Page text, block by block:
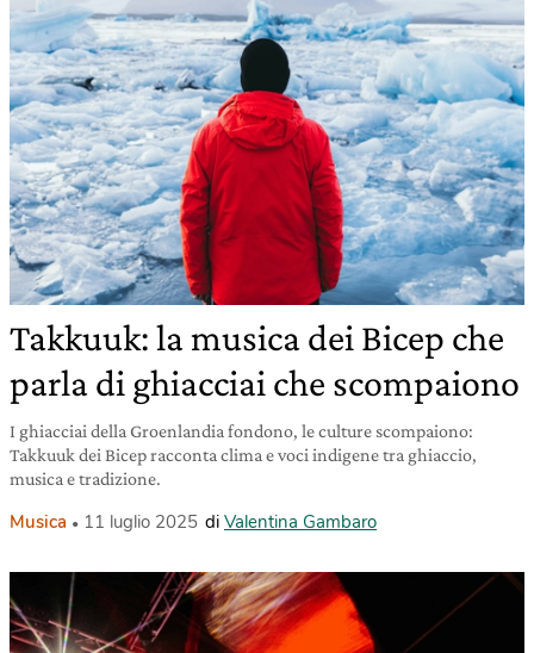
Takkuuk: la musica dei Bicep che
parla di ghiacciai che scompaiono
I ghiacciai della Groenlandia fondono, le culture scompaiono:
Takkuuk dei Bicep racconta clima e voci indigene tra ghiaccio,
musica e tradizione.
Musica 11 luglio 2025 di Valentina Gambaro